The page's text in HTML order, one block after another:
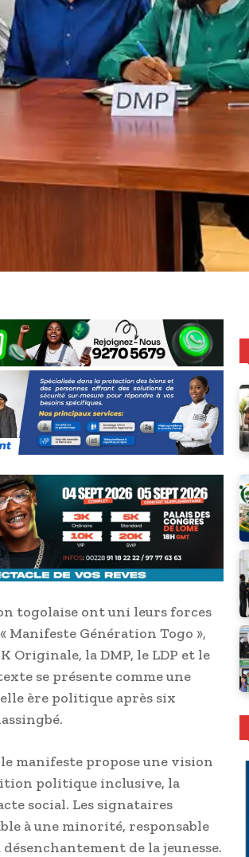
togolaise ont uni leurs forces
Manifeste Génération Togo »,
Originale, la DMP, le LDP et le
se présente comme une
ère politique après six
manifeste propose une vision
politique inclusive, la
social. Les signataires
à une minorité, responsable
de la jeunesse.